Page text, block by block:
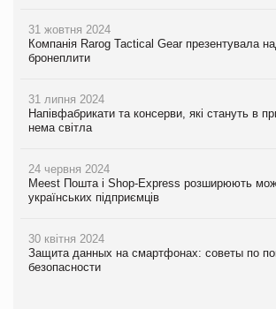
31 жовтня 2024
Компанія Rarog Tactical Gear презентувала
бронеплити
31 липня 2024
Напівфабрикати та консерви, які стануть в
нема світла
24 червня 2024
Meest Пошта і Shop-Express розширюють
українських підприємців
30 квітня 2024
Защита данных на смартфонах: советы по
безопасности